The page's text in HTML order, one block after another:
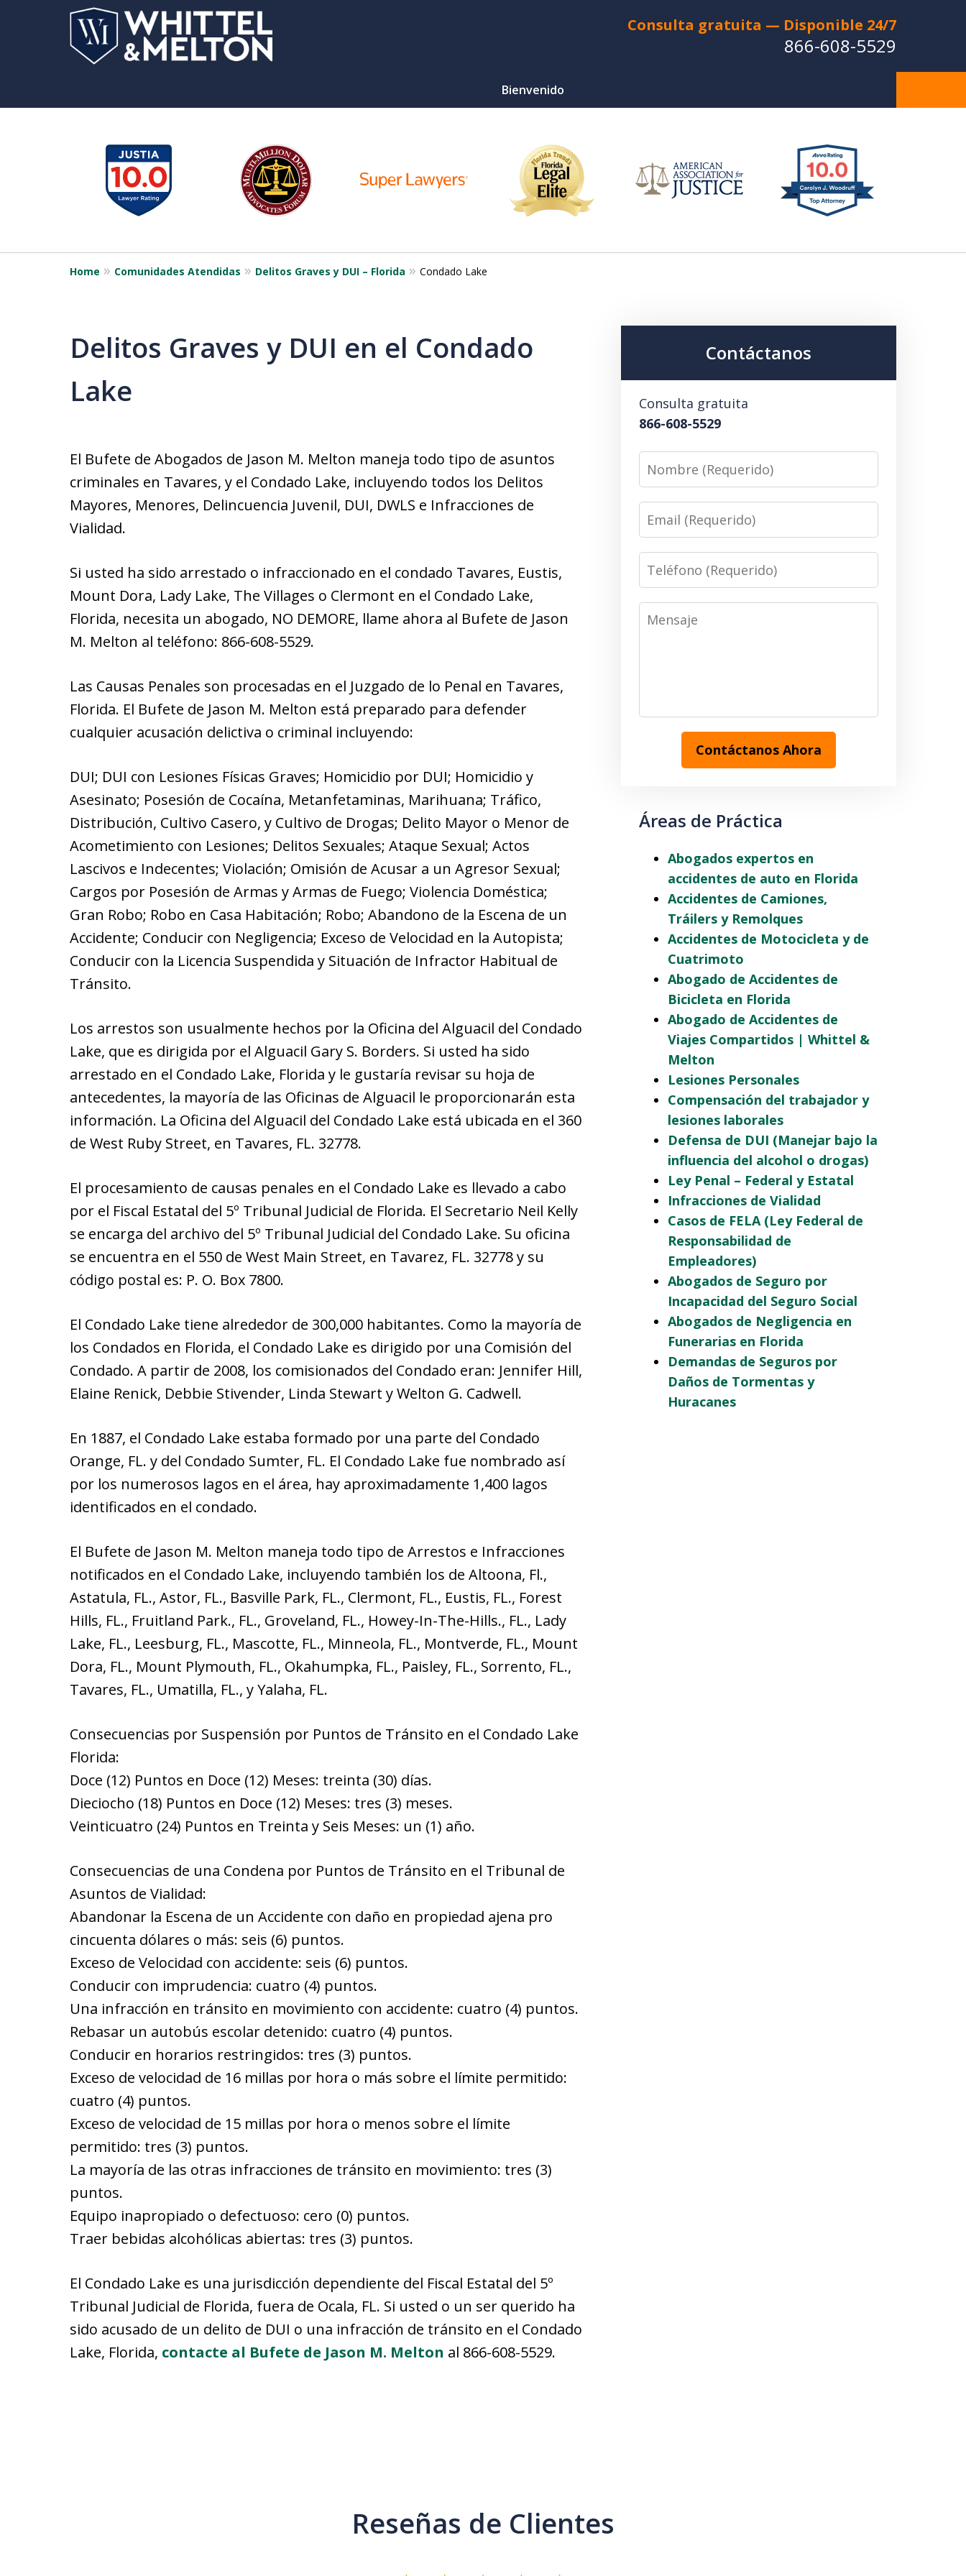
Consulta gratuita — Disponible 24/7
866-608-5529
Bienvenido
¿Herido en un Accidente de Coche o
Choque de Motocicleta? ¿Perdiste a un
Ser Querido en una Muerte Injusta?
12
Home Comunidades Atendidas Delitos Graves y DUI – Florida Condado Lake
Delitos Graves y DUI en el Condado
Lake
El Bufete de Abogados de Jason M. Melton maneja todo tipo de asuntos
criminales en Tavares, y el Condado Lake, incluyendo todos los Delitos
Mayores, Menores, Delincuencia Juvenil, DUI, DWLS e Infracciones de
Vialidad.
Si usted ha sido arrestado o infraccionado en el condado Tavares, Eustis,
Mount Dora, Lady Lake, The Villages o Clermont en el Condado Lake,
Florida, necesita un abogado, NO DEMORE, llame ahora al Bufete de Jason
M. Melton al teléfono: 866-608-5529.
Las Causas Penales son procesadas en el Juzgado de lo Penal en Tavares,
Florida. El Bufete de Jason M. Melton está preparado para defender
cualquier acusación delictiva o criminal incluyendo:
DUI; DUI con Lesiones Físicas Graves; Homicidio por DUI; Homicidio y
Asesinato; Posesión de Cocaína, Metanfetaminas, Marihuana; Tráfico,
Distribución, Cultivo Casero, y Cultivo de Drogas; Delito Mayor o Menor de
Acometimiento con Lesiones; Delitos Sexuales; Ataque Sexual; Actos
Lascivos e Indecentes; Violación; Omisión de Acusar a un Agresor Sexual;
Cargos por Posesión de Armas y Armas de Fuego; Violencia Doméstica;
Gran Robo; Robo en Casa Habitación; Robo; Abandono de la Escena de un
Accidente; Conducir con Negligencia; Exceso de Velocidad en la Autopista;
Conducir con la Licencia Suspendida y Situación de Infractor Habitual de
Tránsito.
Los arrestos son usualmente hechos por la Oficina del Alguacil del Condado
Lake, que es dirigida por el Alguacil Gary S. Borders. Si usted ha sido
arrestado en el Condado Lake, Florida y le gustaría revisar su hoja de
antecedentes, la mayoría de las Oficinas de Alguacil le proporcionarán esta
información. La Oficina del Alguacil del Condado Lake está ubicada en el 360
de West Ruby Street, en Tavares, FL. 32778.
El procesamiento de causas penales en el Condado Lake es llevado a cabo
por el Fiscal Estatal del 5º Tribunal Judicial de Florida. El Secretario Neil Kelly
se encarga del archivo del 5º Tribunal Judicial del Condado Lake. Su oficina
se encuentra en el 550 de West Main Street, en Tavarez, FL. 32778 y su
código postal es: P. O. Box 7800.
El Condado Lake tiene alrededor de 300,000 habitantes. Como la mayoría de
los Condados en Florida, el Condado Lake es dirigido por una Comisión del
Condado. A partir de 2008, los comisionados del Condado eran: Jennifer Hill,
Elaine Renick, Debbie Stivender, Linda Stewart y Welton G. Cadwell.
En 1887, el Condado Lake estaba formado por una parte del Condado
Orange, FL. y del Condado Sumter, FL. El Condado Lake fue nombrado así
por los numerosos lagos en el área, hay aproximadamente 1,400 lagos
identificados en el condado.
El Bufete de Jason M. Melton maneja todo tipo de Arrestos e Infracciones
notificados en el Condado Lake, incluyendo también los de Altoona, Fl.,
Astatula, FL., Astor, FL., Basville Park, FL., Clermont, FL., Eustis, FL., Forest
Hills, FL., Fruitland Park., FL., Groveland, FL., Howey-In-The-Hills., FL., Lady
Lake, FL., Leesburg, FL., Mascotte, FL., Minneola, FL., Montverde, FL., Mount
Dora, FL., Mount Plymouth, FL., Okahumpka, FL., Paisley, FL., Sorrento, FL.,
Tavares, FL., Umatilla, FL., y Yalaha, FL.
Consecuencias por Suspensión por Puntos de Tránsito en el Condado Lake
Florida:
Doce (12) Puntos en Doce (12) Meses: treinta (30) días.
Dieciocho (18) Puntos en Doce (12) Meses: tres (3) meses.
Veinticuatro (24) Puntos en Treinta y Seis Meses: un (1) año.
Consecuencias de una Condena por Puntos de Tránsito en el Tribunal de
Asuntos de Vialidad:
Abandonar la Escena de un Accidente con daño en propiedad ajena pro
cincuenta dólares o más: seis (6) puntos.
Exceso de Velocidad con accidente: seis (6) puntos.
Conducir con imprudencia: cuatro (4) puntos.
Una infracción en tránsito en movimiento con accidente: cuatro (4) puntos.
Rebasar un autobús escolar detenido: cuatro (4) puntos.
Conducir en horarios restringidos: tres (3) puntos.
Exceso de velocidad de 16 millas por hora o más sobre el límite permitido:
cuatro (4) puntos.
Exceso de velocidad de 15 millas por hora o menos sobre el límite
permitido: tres (3) puntos.
La mayoría de las otras infracciones de tránsito en movimiento: tres (3)
puntos.
Equipo inapropiado o defectuoso: cero (0) puntos.
Traer bebidas alcohólicas abiertas: tres (3) puntos.
El Condado Lake es una jurisdicción dependiente del Fiscal Estatal del 5º
Tribunal Judicial de Florida, fuera de Ocala, FL. Si usted o un ser querido ha
sido acusado de un delito de DUI o una infracción de tránsito en el Condado
Lake, Florida, contacte al Bufete de Jason M. Melton al 866-608-5529.
Contáctanos
Consulta gratuita
866-608-5529
Nombre
(Requerido)
Email
(Requerido)
Teléfono
(Requerido)
Mensaje
Contáctanos Ahora
Áreas de Práctica
Abogados expertos en
accidentes de auto en Florida
Accidentes de Camiones,
Tráilers y Remolques
Accidentes de Motocicleta y de
Cuatrimoto
Abogado de Accidentes de
Bicicleta en Florida
Abogado de Accidentes de
Viajes Compartidos | Whittel &
Melton
Lesiones Personales
Compensación del trabajador y
lesiones laborales
Defensa de DUI (Manejar bajo la
influencia del alcohol o drogas)
Ley Penal – Federal y Estatal
Infracciones de Vialidad
Casos de FELA (Ley Federal de
Responsabilidad de
Empleadores)
Abogados de Seguro por
Incapacidad del Seguro Social
Abogados de Negligencia en
Funerarias en Florida
Demandas de Seguros por
Daños de Tormentas y
Huracanes
Reseñas de Clientes